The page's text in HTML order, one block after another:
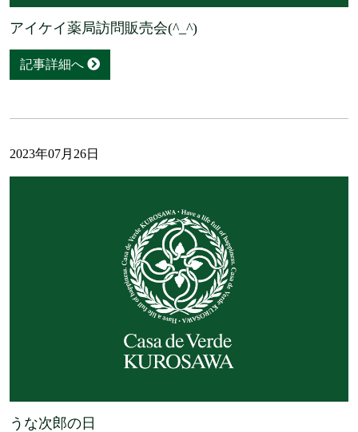
アイケイ薬局訪問販売会(^_^)
記事詳細へ
2023年07月26日
うな次郎の日